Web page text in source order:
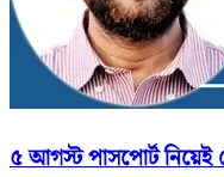
৫ আগস্ট পাসপোর্ট নিয়েই